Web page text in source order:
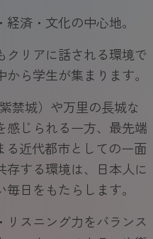
済・文化の中心地。
クリアに話される環境で
ら学生が集まります。
禁城）や万里の長城な
感じられる一方、最先端
る近代都市としての一面
存する環境は、日本人に
日をもたらします。
リスニング力をバランス